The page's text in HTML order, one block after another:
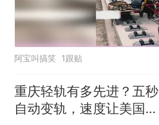
阿宝叫搞笑 1跟贴
重庆轻轨有多先进？五秒
自动变轨，速度让美国望